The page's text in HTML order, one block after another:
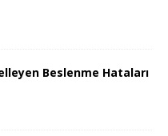
Beslenme Hataları